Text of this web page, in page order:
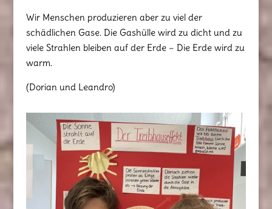
Wir Menschen produzieren aber zu viel der
schädlichen Gase. Die Gashülle wird zu dicht und zu
viele Strahlen bleiben auf der Erde – Die Erde wird zu
warm.
(Dorian und Leandro)